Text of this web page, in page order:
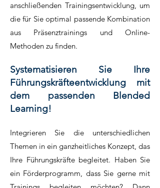
anschließenden Trainingsentwicklung, um
die für Sie optimal passende Kombination
aus Präsenztrainings und Online-
Methoden zu finden.
Systematisieren Sie Ihre
Führungskräfteentwicklung mit
dem passenden Blended
Learning!
Integrieren Sie die unterschiedlichen
Themen in ein ganzheitliches Konzept, das
Ihre Führungskräfte begleitet. Haben Sie
ein Förderprogramm, dass Sie gerne mit